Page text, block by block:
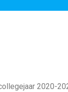
2020-